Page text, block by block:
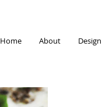
Home About Design